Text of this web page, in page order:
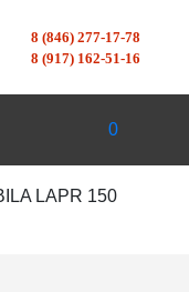
8 (846) 277-17-78
8 (917) 162-51-16
0
LAPR 150